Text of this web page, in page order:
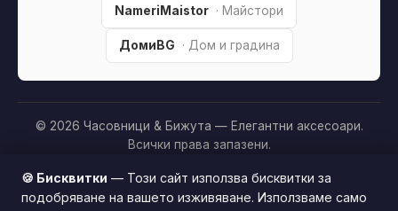
NameriMaistor · Майстори
ДомиBG · Дом и градина
© 2026 Часовници & Бижута — Елегантни аксесоари.
Всички права запазени.
Партньорско разкриване:
Този сайт е независим и
съдържа партньорски (affiliate) линкове. Когато купите
🍪 Бисквитки — Този сайт използва бисквитки за
подобряване на вашето изживяване. Използваме само